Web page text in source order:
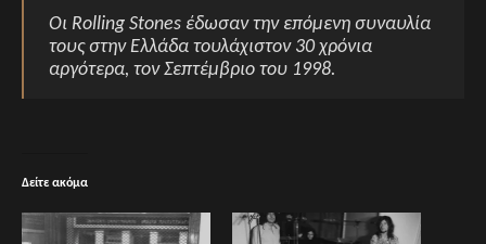
Οι Rolling Stones έδωσαν την επόμενη συναυλία
τους στην Ελλάδα τουλάχιστον 30 χρόνια
αργότερα, τον Σεπτέμβριο του 1998.
Δείτε ακόμα